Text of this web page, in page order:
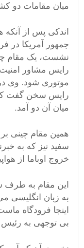
میان مقامات دو
اندکی پس از آنکه
جمهور آمریکا در
نشست، یک مقام
رایس مشاور
موتوری شود. وی
رایس سخن گفت
میان آن دو آمد.
همین مقام چینی
سفید نیز که به
خروج اوباما از
این مقام به طرف
به زبان انگلیسی
اینجا فرودگاه
بی توجهی به رئیس